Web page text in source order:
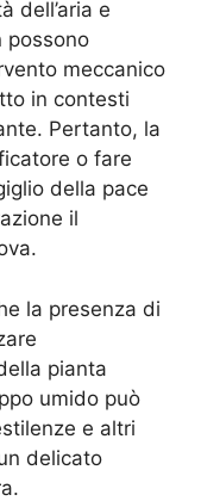
dell’aria e
possono
meccanico
in contesti
Pertanto, la
o fare
della pace
il
la presenza di
pianta
umido può
e altri
delicato